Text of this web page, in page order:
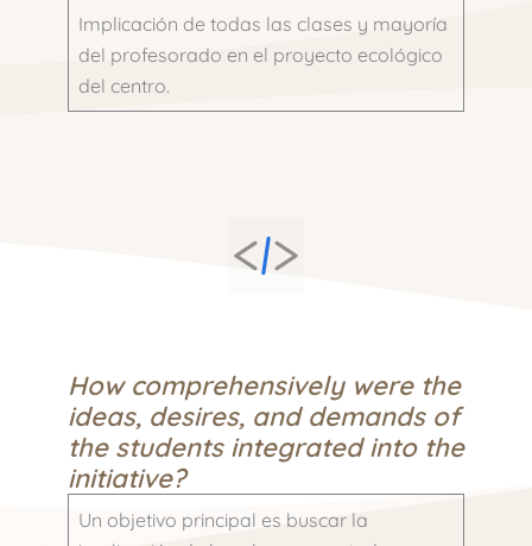
Implicación de todas las clases y mayoría
del profesorado en el proyecto ecológico
del centro.
How comprehensively were the
ideas, desires, and demands of
the students integrated into the
initiative?
Un objetivo principal es buscar la